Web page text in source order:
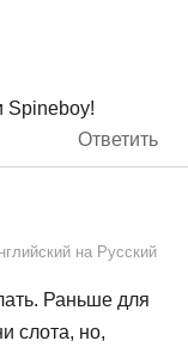
Spineboy!
Ответить
на Русский
Раньше для
слота, но,